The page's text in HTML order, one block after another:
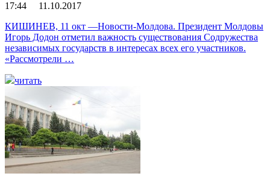
17:44 11.10.2017
КИШИНЕВ, 11 окт —Новости-Молдова. Президент Молдовы
Игорь Додон отметил важность существования Содружества
независимых государств в интересах всех его участников.
«Рассмотрели …
читать